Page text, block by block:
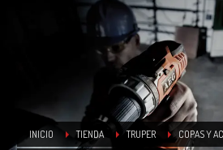
INICIO TIENDA TRUPER COPAS Y